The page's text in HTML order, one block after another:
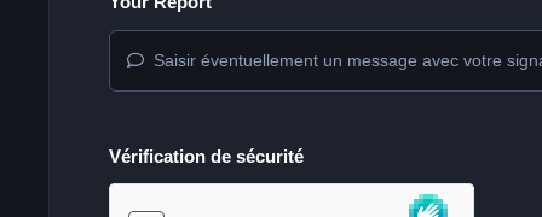
Saisir éventuellement un message avec votre
Vérification de sécurité